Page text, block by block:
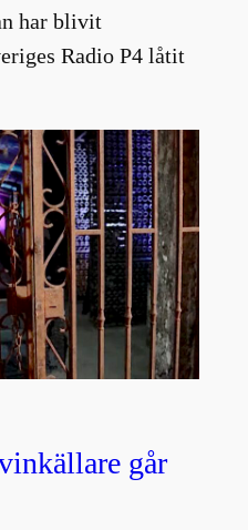
har blivit
Radio P4 låtit
går